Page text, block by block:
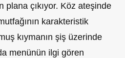
plana çıkıyor. Köz ateşinde
karakteristik
kıymanın şiş üzerinde
menünün ilgi gören